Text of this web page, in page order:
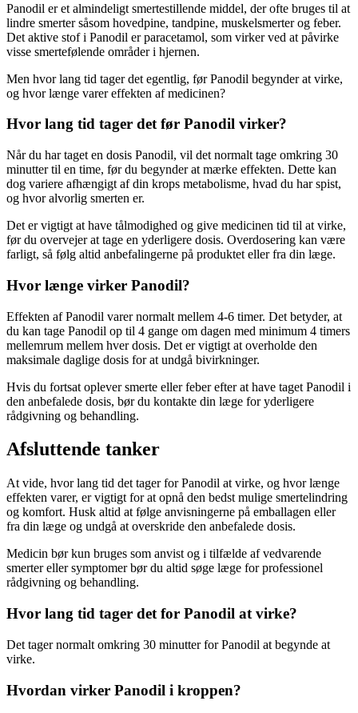
Panodil er et almindeligt smertestillende middel, der ofte bruges til at
lindre smerter såsom hovedpine, tandpine, muskelsmerter og feber.
Det aktive stof i Panodil er paracetamol, som virker ved at påvirke
visse smertefølende områder i hjernen.
Men hvor lang tid tager det egentlig, før Panodil begynder at virke,
og hvor længe varer effekten af medicinen?
Hvor lang tid tager det før Panodil virker?
Når du har taget en dosis Panodil, vil det normalt tage omkring 30
minutter til en time, før du begynder at mærke effekten. Dette kan
dog variere afhængigt af din krops metabolisme, hvad du har spist,
og hvor alvorlig smerten er.
Det er vigtigt at have tålmodighed og give medicinen tid til at virke,
før du overvejer at tage en yderligere dosis. Overdosering kan være
farligt, så følg altid anbefalingerne på produktet eller fra din læge.
Hvor længe virker Panodil?
Effekten af Panodil varer normalt mellem 4-6 timer. Det betyder, at
du kan tage Panodil op til 4 gange om dagen med minimum 4 timers
mellemrum mellem hver dosis. Det er vigtigt at overholde den
maksimale daglige dosis for at undgå bivirkninger.
Hvis du fortsat oplever smerte eller feber efter at have taget Panodil i
den anbefalede dosis, bør du kontakte din læge for yderligere
rådgivning og behandling.
Afsluttende tanker
At vide, hvor lang tid det tager for Panodil at virke, og hvor længe
effekten varer, er vigtigt for at opnå den bedst mulige smertelindring
og komfort. Husk altid at følge anvisningerne på emballagen eller
fra din læge og undgå at overskride den anbefalede dosis.
Medicin bør kun bruges som anvist og i tilfælde af vedvarende
smerter eller symptomer bør du altid søge læge for professionel
rådgivning og behandling.
Hvor lang tid tager det for Panodil at virke?
Det tager normalt omkring 30 minutter for Panodil at begynde at
virke.
Hvordan virker Panodil i kroppen?